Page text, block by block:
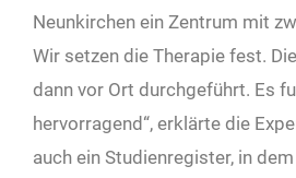
Neunkirchen ein Zentrum mit
Wir setzen die Therapie fest.
dann vor Ort durchgeführt. Es
hervorragend“, erklärte die
auch ein Studienregister, in